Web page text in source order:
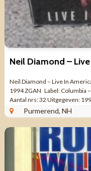
Neil Diamond – Live In
1994 ZGAN Label: Columbia
Aantal nrs: 32 Uitgegeven:
Purmerend, NH